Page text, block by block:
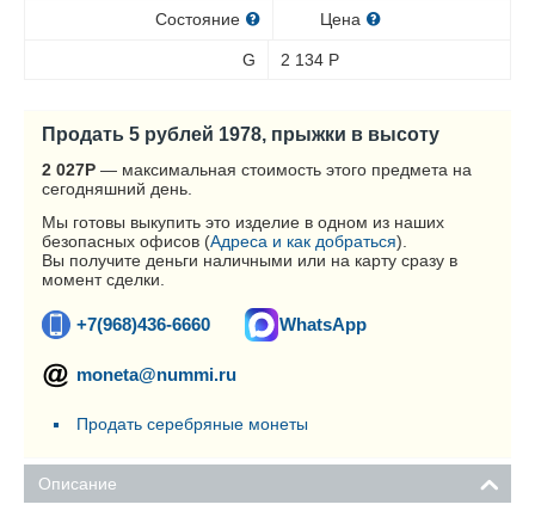
Состояние Цена
G 2 134 Р
Продать 5 рублей 1978, прыжки в высоту
2 027Р — максимальная стоимость этого предмета на
сегодняшний день.
Мы готовы выкупить это изделие в одном из наших
безопасных офисов (Адреса и как добраться).
Вы получите деньги наличными или на карту сразу в
момент сделки.
+7(968)436-6660 WhatsApp
moneta@nummi.ru
Продать серебряные монеты
Описание